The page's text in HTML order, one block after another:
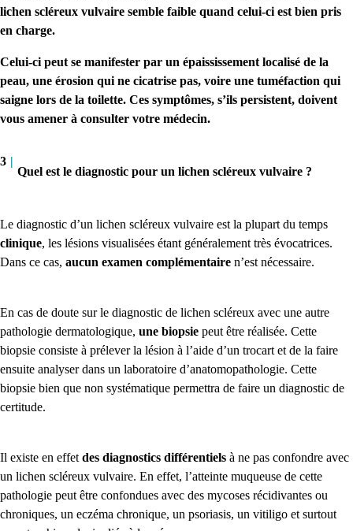
lichen scléreux vulvaire semble faible quand celui-ci est bien pris
en charge.
Celui-ci peut se manifester par un épaississement localisé de la
peau, une érosion qui ne cicatrise pas, voire une tuméfaction qui
saigne lors de la toilette. Ces symptômes, s’ils persistent, doivent
vous amener à consulter votre médecin.
3 |
Quel est le diagnostic pour un lichen scléreux vulvaire ?
Le diagnostic d’un lichen scléreux vulvaire est la plupart du temps
clinique, les lésions visualisées étant généralement très évocatrices.
Dans ce cas, aucun examen complémentaire n’est nécessaire.
En cas de doute sur le diagnostic de lichen scléreux avec une autre
pathologie dermatologique, une biopsie peut être réalisée. Cette
biopsie consiste à prélever la lésion à l’aide d’un trocart et de la faire
ensuite analyser dans un laboratoire d’anatomopathologie. Cette
biopsie bien que non systématique permettra de faire un diagnostic de
certitude.
Il existe en effet des diagnostics différentiels à ne pas confondre avec
un lichen scléreux vulvaire. En effet, l’atteinte muqueuse de cette
pathologie peut être confondues avec des mycoses récidivantes ou
chroniques, un eczéma chronique, un psoriasis, un vitiligo et surtout